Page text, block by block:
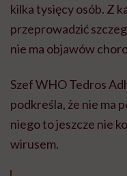
kilka tysięcy osób. Z
przeprowadzić
nie ma objawów
Szef WHO Tedros
podkreśla, że nie ma
niego to jeszcze nie
wirusem.